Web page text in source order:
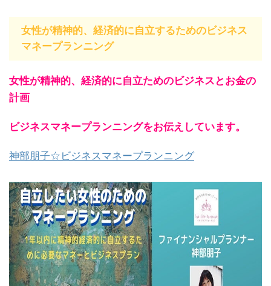
女性が精神的、経済的に自立するためのビジネス
マネープランニング
女性が精神的、経済的に自立ためのビジネスとお金の
計画
ビジネスマネープランニングをお伝えしています。
神部朋子☆ビジネスマネープランニング